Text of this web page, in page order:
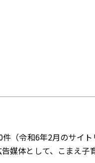
（令和6年2月のサイ
媒体として、こまえ子